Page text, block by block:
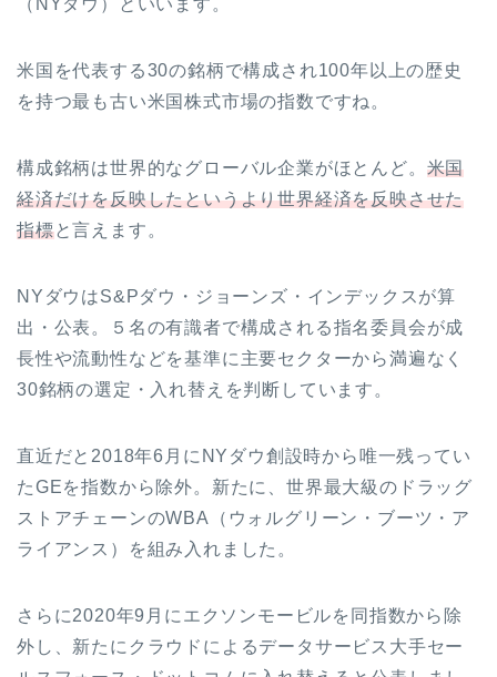
米国を代表する30の銘柄で構成され100年以上の歴史
を持つ最も古い米国株式市場の指数ですね。
構成銘柄は世界的なグローバル企業がほとんど。 米国
経済だけを反映したというより世界経済を反映させた
指標と言えます。
NYダウはS&Pダウ・ジョーンズ・インデックスが算
出・公表。５名の有識者で構成される指名委員会が成
長性や流動性などを基準に主要セクターから満遍なく
30銘柄の選定・入れ替えを判断しています。
直近だと2018年6月にNYダウ創設時から唯一残ってい
たGEを指数から除外。新たに、世界最大級のドラッグ
ストアチェーンのWBA（ウォルグリーン・ブーツ・ア
ライアンス）を組み入れました。
さらに2020年9月にエクソンモービルを同指数から除
外し、新たにクラウドによるデータサービス大手セー